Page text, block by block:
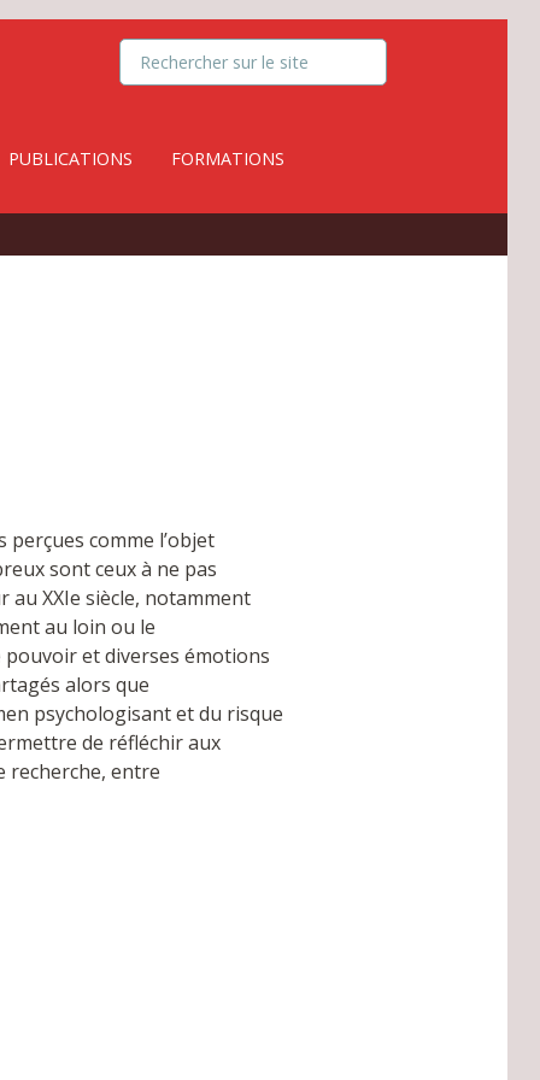
PUBLICATIONS FORMATIONS
perçues comme l’objet
sont ceux à ne pas
XXIe siècle, notamment
au loin ou le
et diverses émotions
alors que
psychologisant et du risque
de réfléchir aux
recherche, entre